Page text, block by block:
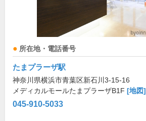
所在地・電話番号
たまプラーザ駅
神奈川県横浜市青葉区新石川3-15-16
メディカルモールたまプラーザB1F [地図]
045-910-5033